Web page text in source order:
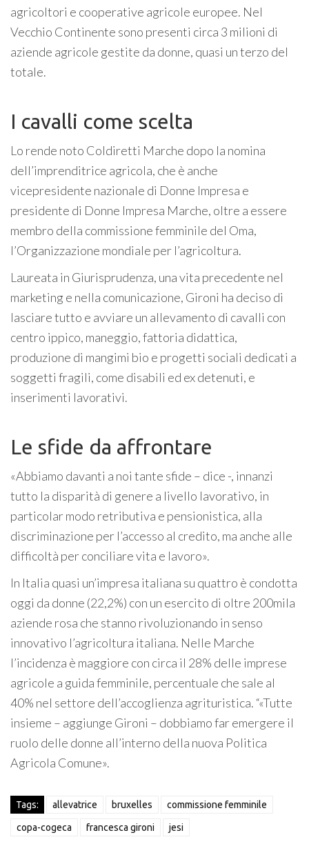
agricoltori e cooperative agricole europee. Nel
Vecchio Continente sono presenti circa 3 milioni di
aziende agricole gestite da donne, quasi un terzo del
totale.
I cavalli come scelta
Lo rende noto Coldiretti Marche dopo la nomina
dell’imprenditrice agricola, che è anche
vicepresidente nazionale di Donne Impresa e
presidente di Donne Impresa Marche, oltre a essere
membro della commissione femminile del Oma,
l’Organizzazione mondiale per l’agricoltura.
Laureata in Giurisprudenza, una vita precedente nel
marketing e nella comunicazione, Gironi ha deciso di
lasciare tutto e avviare un allevamento di cavalli con
centro ippico, maneggio, fattoria didattica,
produzione di mangimi bio e progetti sociali dedicati a
soggetti fragili, come disabili ed ex detenuti, e
inserimenti lavorativi.
Le sfide da affrontare
«Abbiamo davanti a noi tante sfide – dice -, innanzi
tutto la disparità di genere a livello lavorativo, in
particolar modo retributiva e pensionistica, alla
discriminazione per l’accesso al credito, ma anche alle
difficoltà per conciliare vita e lavoro».
In Italia quasi un’impresa italiana su quattro è condotta
oggi da donne (22,2%) con un esercito di oltre 200mila
aziende rosa che stanno rivoluzionando in senso
innovativo l’agricoltura italiana. Nelle Marche
l’incidenza è maggiore con circa il 28% delle imprese
agricole a guida femminile, percentuale che sale al
40% nel settore dell’accoglienza agrituristica. “«Tutte
insieme – aggiunge Gironi – dobbiamo far emergere il
ruolo delle donne all’interno della nuova Politica
Agricola Comune».
Tags: allevatrice bruxelles commissione femminile
copa-cogeca francesca gironi jesi